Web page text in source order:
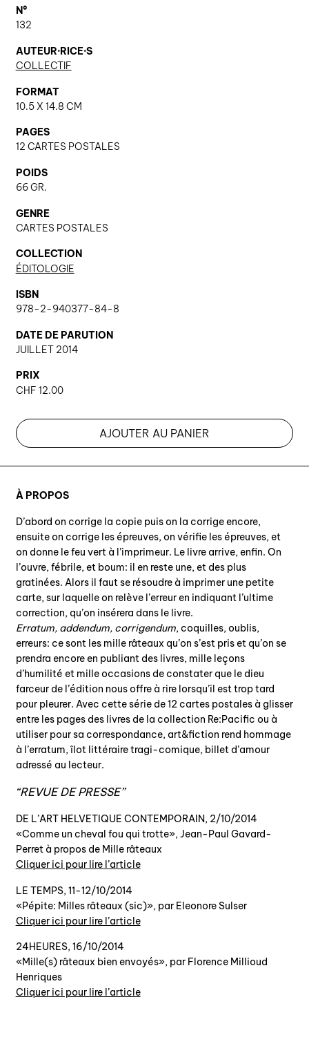
À PROPOS
D’abord on corrige la copie puis on la corrige encore,
ensuite on corrige les épreuves, on vérifie les épreuves, et
on donne le feu vert à l’imprimeur. Le livre arrive, enfin. On
l’ouvre, fébrile, et boum: il en reste une, et des plus
gratinées. Alors il faut se résoudre à imprimer une petite
carte, sur laquelle on relève l’erreur en indiquant l’ultime
correction, qu’on insérera dans le livre.
Erratum, addendum, corrigendum, coquilles, oublis,
erreurs: ce sont les mille râteaux qu’on s’est pris et qu’on se
prendra encore en publiant des livres, mille leçons
d’humilité et mille occasions de constater que le dieu
farceur de l’édition nous offre à rire lorsqu’il est trop tard
pour pleurer. Avec cette série de 12 cartes postales à glisser
entre les pages des livres de la collection Re:Pacific ou à
utiliser pour sa correspondance, art&fiction rend hommage
à l’erratum, îlot littéraire tragi-comique, billet d’amour
adressé au lecteur.
REVUE DE PRESSE
DE L’ART HELVETIQUE CONTEMPORAIN, 2/10/2014
«Comme un cheval fou qui trotte», Jean-Paul Gavard-
Perret à propos de Mille râteaux
Cliquer ici pour lire l’article
LE TEMPS, 11-12/10/2014
«Pépite: Milles râteaux (sic)», par Eleonore Sulser
Cliquer ici pour lire l’article
24HEURES, 16/10/2014
«Mille(s) râteaux bien envoyés», par Florence Millioud
Henriques
Cliquer ici pour lire l’article
N°
132
AUTEUR·RICE·S
COLLECTIF
FORMAT
10.5 X 14.8 CM
PAGES
12 CARTES POSTALES
POIDS
66 GR.
GENRE
CARTES POSTALES
COLLECTION
ÉDITOLOGIE
ISBN
978-2-940377-84-8
DATE DE PARUTION
JUILLET 2014
PRIX
CHF 12.00
AJOUTER AU PANIER